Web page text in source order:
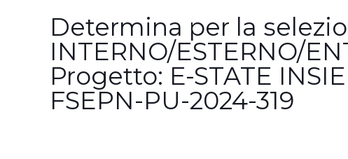
Determina per la
INTERNO/ESTERNO/
Progetto: E-STATE
FSEPN-PU-2024-319